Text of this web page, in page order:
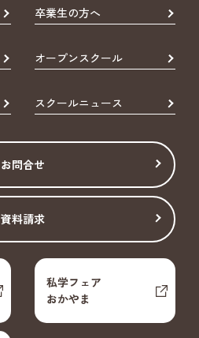
卒業生の方へ
オープンスクール
スクールニュース
お問合せ
資料請求
私学フェア
おかやま